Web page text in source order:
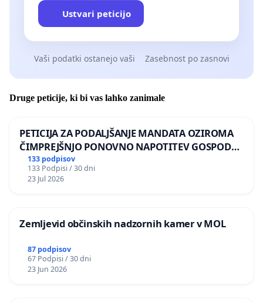
Ustvari peticijo
Vaši podatki ostanejo vaši Zasebnost po zasnovi
Druge peticije, ki bi vas lahko zanimale
PETICIJA ZA PODALJŠANJE MANDATA OZIROMA
ČIMPREJŠNJO PONOVNO NAPOTITEV GOSPODA
BERNARDA ŠRAJNERJA NA VELEPOSLANIŠTVO
REPUBLIKE SLOVENIJE V MOSKVI
133 podpisov
133 Podpisi / 30 dni
23 Jul 2026
Zemljevid občinskih nadzornih kamer v MOL
87 podpisov
67 Podpisi / 30 dni
23 Jun 2026